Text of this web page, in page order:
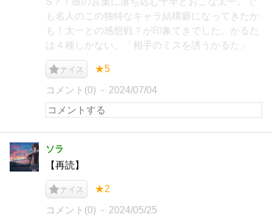
も名人のこの独特なキャラ結構癖になってきたか
も！太一との感想戦？が印象てきでした。かるた
は４種しかない、「相手のミスを誘うかるた」
ナイス ★5
コメント(0) 2024/07/04
ソラ
【再読】
ナイス ★2
コメント(0) 2024/05/25